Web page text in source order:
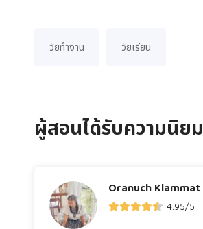
วัยทำงาน วัยเรียน
ผู้สอนได้รับความนิยม
Oranuch Klammat
4.95/5